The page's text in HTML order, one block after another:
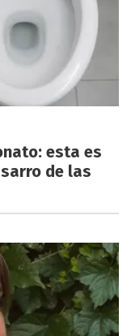
esta es
de las